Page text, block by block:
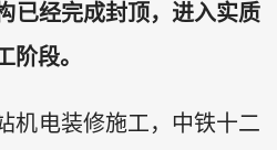
已经完成封顶，进入实质
阶段。
机电装修施工，中铁十二